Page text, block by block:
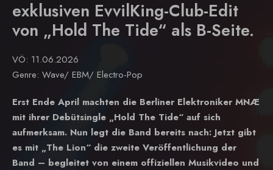
exklusiven EvvilKing-Club-Edit
von „Hold The Tide“ als B-Seite.
VÖ: 11.06.2026
Genre: Wave/ EBM/ Electro-Pop
Erst Ende April machten die Berliner Elektroniker MNÆ
mit ihrer Debütsingle „Hold The Tide“ auf sich
aufmerksam. Nun legt die Band bereits nach: Jetzt gibt
es mit „The Lion“ die zweite Veröffentlichung der
Band – begleitet von einem offiziellen Musikvideo und